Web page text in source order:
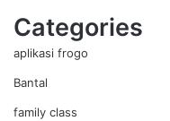
Categories
aplikasi frogo
Bantal
family class